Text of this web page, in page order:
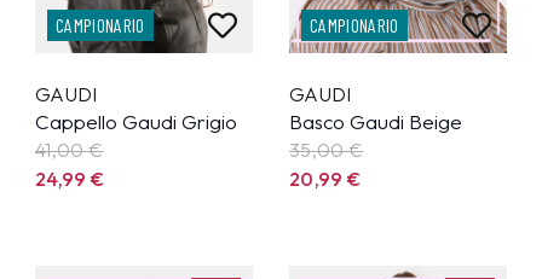
CAMPIONARIO
GAUDI
Cappello Gaudi Grigio
41,00 €
24,99€
CAMPIONARIO
GAUDI
Basco Gaudi Beige
35,00 €
20,99€